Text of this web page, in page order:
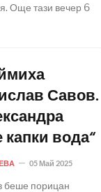
Още тази вечер 6
Савов.
вода“
05 Май 2025
беше порицан